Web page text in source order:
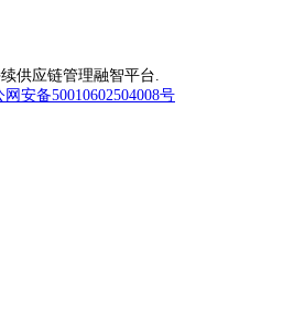
供应链管理融智平台.
网安备50010602504008号